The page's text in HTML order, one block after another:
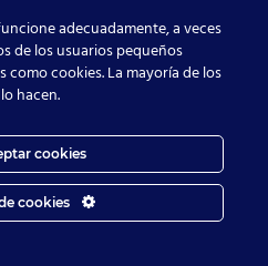
adecuadamente, a veces
de los usuarios pequeños
cookies. La mayoría de los
hacen.
cookies
cookies